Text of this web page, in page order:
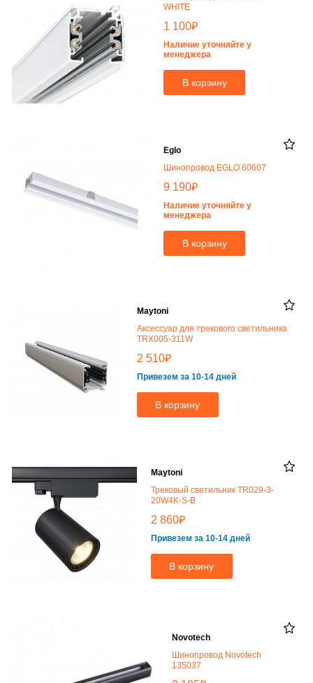
WHITE
1 100₽
Наличие уточняйте у
менеджера
В корзину
Eglo
Шинопровод EGLO 60607
9 190₽
Наличие уточняйте у
менеджера
В корзину
Maytoni
Аксессуар для трекового светильника
TRX005-311W
2 510₽
Привезем за 10-14 дней
В корзину
Maytoni
Трековый светильник TR029-3-
20W4K-S-B
2 860₽
Привезем за 10-14 дней
В корзину
Novotech
Шинопровод Novotech
135037